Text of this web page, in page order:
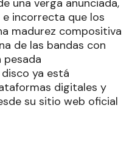
una verga anunciada,
incorrecta que los
madurez compositiva
de las bandas con
pesada
ya está
digitales y
su sitio web oficial